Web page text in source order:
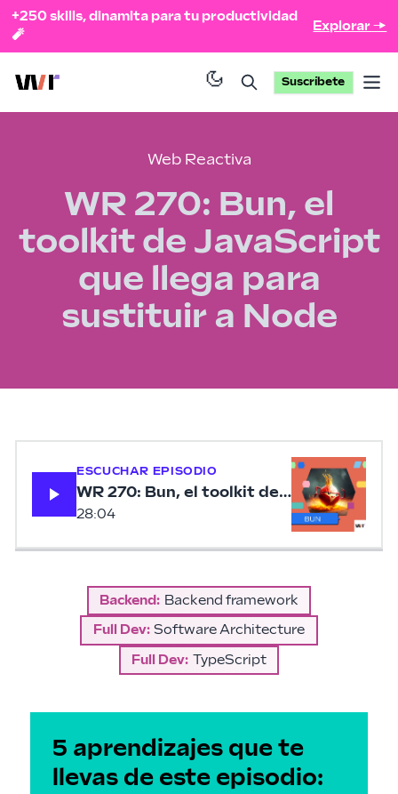
+250 skills, dinamita para tu productividad
🧨
Explorar →
Suscríbete
Web Reactiva
WR 270: Bun, el
toolkit de JavaScript
que llega para
sustituir a Node
ESCUCHAR EPISODIO
WR 270: Bun, el toolkit de JavaScript
28:04
Backend: Backend framework
Full Dev: Software Architecture
Full Dev: TypeScript
5 aprendizajes que te
llevas de este episodio: